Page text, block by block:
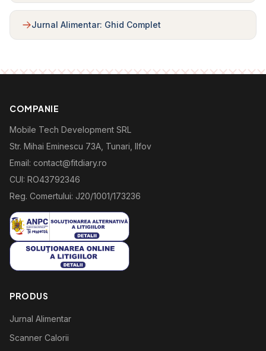
Jurnal Alimentar: Ghid Complet
COMPANIE
Mobile Tech Development SRL
Str. Mihai Eminescu 73A, Tunari, Ilfov
Email: contact@fitdiary.ro
CUI: RO43792346
Reg. Comertului: J20/1001/173236
PRODUS
Jurnal Alimentar
Scanner Calorii